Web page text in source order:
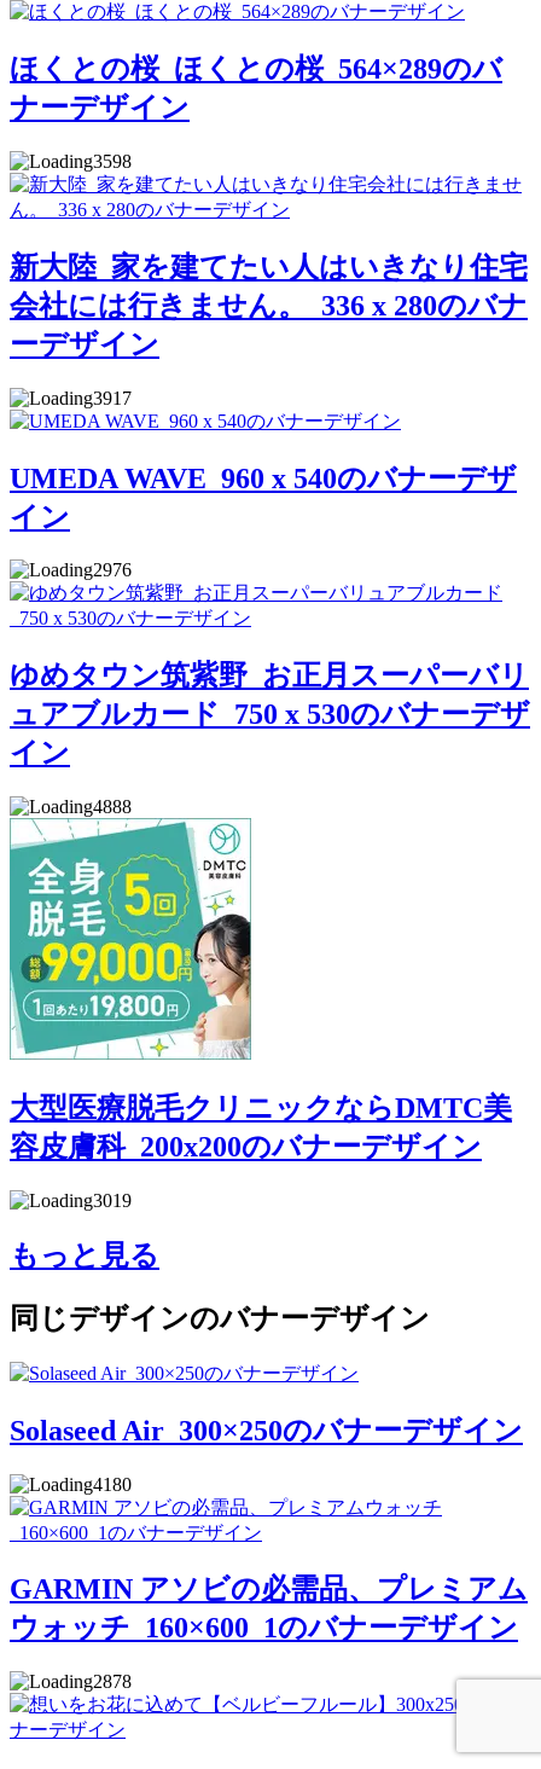
ほくとの桜_ほくとの桜_564×289のバ
ナーデザイン
3598
新大陸_家を建てたい人はいきなり住宅
会社には行きません。_336 x 280のバナ
ーデザイン
3917
UMEDA WAVE_960 x 540のバナーデザ
イン
2976
ゆめタウン筑紫野_お正月スーパーバリ
ュアブルカード_750 x 530のバナーデザ
イン
4888
大型医療脱毛クリニックならDMTC美
容皮膚科_200x200のバナーデザイン
3019
もっと見る
同じデザインのバナーデザイン
Solaseed Air_300×250のバナーデザイン
4180
GARMIN アソビの必需品、プレミアム
ウォッチ_160×600_1のバナーデザイン
2878